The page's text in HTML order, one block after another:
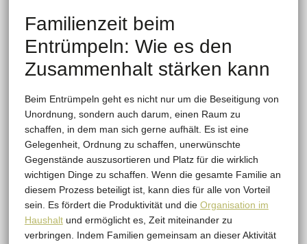
Familienzeit beim
Entrümpeln: Wie es den
Zusammenhalt stärken kann
Beim Entrümpeln geht es nicht nur um die Beseitigung von
Unordnung, sondern auch darum, einen Raum zu
schaffen, in dem man sich gerne aufhält. Es ist eine
Gelegenheit, Ordnung zu schaffen, unerwünschte
Gegenstände auszusortieren und Platz für die wirklich
wichtigen Dinge zu schaffen. Wenn die gesamte Familie an
diesem Prozess beteiligt ist, kann dies für alle von Vorteil
sein. Es fördert die Produktivität und die Organisation im
Haushaltund ermöglicht es, Zeit miteinander zu
verbringen. Indem Familien gemeinsam an dieser Aktivität